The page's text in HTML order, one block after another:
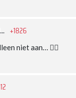
+1826
niet aan… 👍🏼